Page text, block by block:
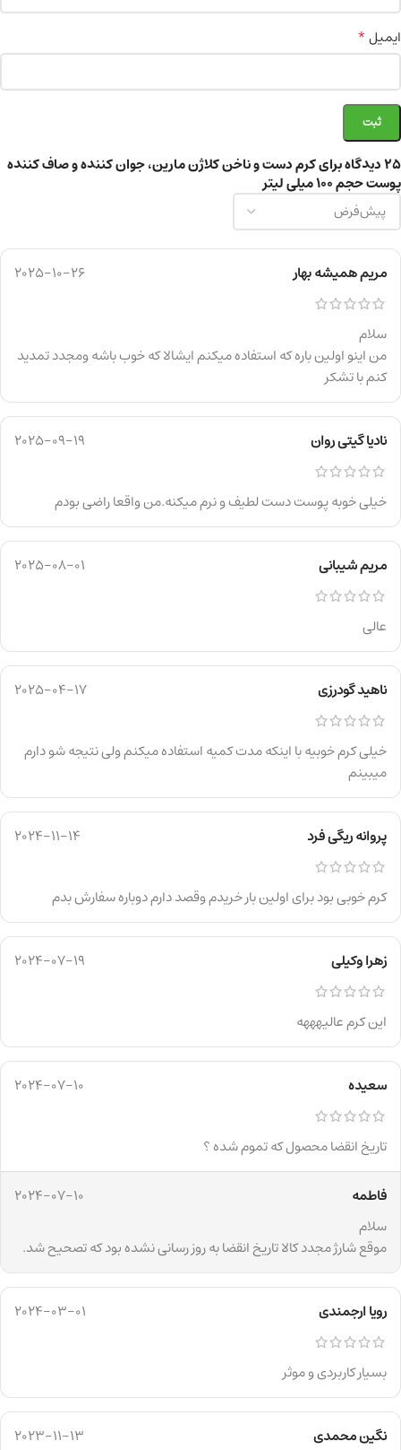
25 دیدگاه برای کرم دست و ناخن کلاژن مارین، جوان کننده و صاف کننده
پوست حجم 100 میلی لیتر
مریم همیشه بهار 2025-10-26
سلام
من اینو اولین باره که استفاده میکنم ایشالا که خوب باشه ومجدد تمدید
کنم با تشکر
نادیا گیتی روان 2025-09-19
خیلی خوبه پوست دست لطیف و نرم میکنه.من واقعا راضی بودم
مریم شیبانی 2025-08-01
عالی
ناهید گودرزی 2025-04-17
خیلی کرم خوبیه با اینکه مدت کمیه استفاده میکنم ولی نتیجه شو دارم
میبینم
پروانه ریگی فرد 2024-11-14
کرم خوبی بود برای اولین بار خریدم وقصد دارم دوباره سفارش بدم
زهرا وکیلی 2024-07-19
این کرم عالیهههه
سعیده 2024-07-10
تاریخ انقضا محصول که تموم شده ؟
فاطمه
2024-07-10
سلام
موقع شارژ مجدد کالا تاریخ انقضا به روز رسانی نشده بود که تصحیح شد.
رویا ارجمندی 2024-03-01
بسیار کاربردی و موثر
نگین محمدی 2023-11-13
ایمیل*